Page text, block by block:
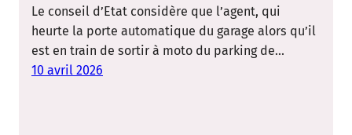
Le conseil d’Etat considère que l’agent, qui
heurte la porte automatique du garage alors qu’il
est en train de sortir à moto du parking de…
10 avril 2026